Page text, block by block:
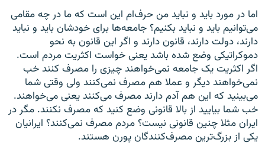
اما در مورد باید و نباید من حرف‌ام این است که ما در چه مقامی
می‌توانیم باید و نباید بکنیم؟ جامعه‌ها برای خودشان باید و نباید
دارند، دولت دارند، قانون دارند و اگر این قانون به نحو
دموکراتیکی وضع شده باشد یعنی خواست اکثریت مردم است.
اگر اکثریت یک جامعه نمی‌خواهند چیزی را مصرف کنند خب
نمی‌خواهند دیگر و عملا هم مصرف نمی‌کنند ولی وقتی شما
می‌بینید که این هم آدم دارند مصرف می‌کنند یعنی می‌خواهند.
خب شما بیایید از بالا قانونی وضع کنید که مصرف نکنند. مگر در
ایران مثلا چنین قانونی نیست؟ مردم مصرف نمی‌کنند؟ ایرانیان
یکی از بزرگ‌ترین مصرف‌کنندگان پورن هستند.